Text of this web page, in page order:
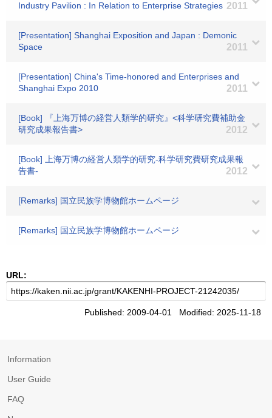
Industry Pavilion : In Relation to Enterprise Strategies 2011
[Presentation] Shanghai Exposition and Japan : Demonic
Space
2011
[Presentation] China's Time-honored and Enterprises and
Shanghai Expo 2010
2011
[Book] 『上海万博の経営人類学的研究』<科学研究費補助金
研究成果報告書>
2012
[Book] 上海万博の経営人類学的研究-科学研究費研究成果報
告書-
2012
[Remarks] 国立民族学博物館ホームページ
[Remarks] 国立民族学博物館ホームページ
URL:
Published: 2009-04-01 Modified: 2025-11-18
Information
User Guide
FAQ